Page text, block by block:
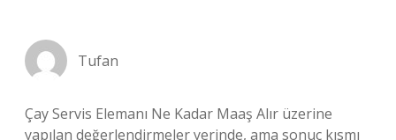
Tufan
Çay Servis Elemanı Ne Kadar Maaş Alır üzerine
yapılan değerlendirmeler yerinde, ama sonuç kısmı